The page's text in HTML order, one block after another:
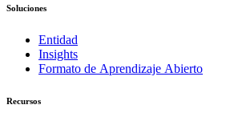
Soluciones
Entidad
Insights
Formato de Aprendizaje Abierto
Recursos